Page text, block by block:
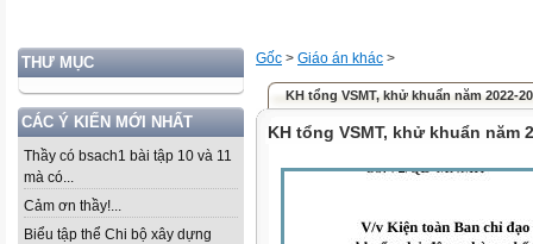
THƯ MỤC
CÁC Ý KIẾN MỚI NHẤT
Thầy có bsach1 bài tập 10 và 11
mà có...
Cảm ơn thầy!...
Biểu tập thể Chi bộ xây dựng
Gốc > Giáo án khác >
KH tổng VSMT, khử khuẩn năm 2022-
KH tổng VSMT, khử khuẩn năm